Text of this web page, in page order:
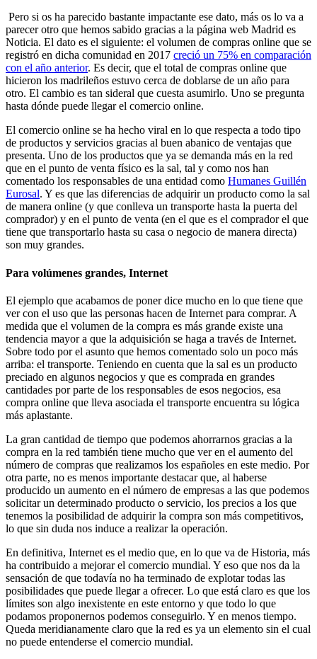
Pero si os ha parecido bastante impactante ese dato, más os lo va a
parecer otro que hemos sabido gracias a la página web Madrid es
Noticia. El dato es el siguiente: el volumen de compras online que se
registró en dicha comunidad en 2017 creció un 75% en comparación
con el año anterior. Es decir, que el total de compras online que
hicieron los madrileños estuvo cerca de doblarse de un año para
otro. El cambio es tan sideral que cuesta asumirlo. Uno se pregunta
hasta dónde puede llegar el comercio online.
El comercio online se ha hecho viral en lo que respecta a todo tipo
de productos y servicios gracias al buen abanico de ventajas que
presenta. Uno de los productos que ya se demanda más en la red
que en el punto de venta físico es la sal, tal y como nos han
comentado los responsables de una entidad como Humanes Guillén
Eurosal. Y es que las diferencias de adquirir un producto como la sal
de manera online (y que conlleva un transporte hasta la puerta del
comprador) y en el punto de venta (en el que es el comprador el que
tiene que transportarlo hasta su casa o negocio de manera directa)
son muy grandes.
Para volúmenes grandes, Internet
El ejemplo que acabamos de poner dice mucho en lo que tiene que
ver con el uso que las personas hacen de Internet para comprar. A
medida que el volumen de la compra es más grande existe una
tendencia mayor a que la adquisición se haga a través de Internet.
Sobre todo por el asunto que hemos comentado solo un poco más
arriba: el transporte. Teniendo en cuenta que la sal es un producto
preciado en algunos negocios y que es comprada en grandes
cantidades por parte de los responsables de esos negocios, esa
compra online que lleva asociada el transporte encuentra su lógica
más aplastante.
La gran cantidad de tiempo que podemos ahorrarnos gracias a la
compra en la red también tiene mucho que ver en el aumento del
número de compras que realizamos los españoles en este medio. Por
otra parte, no es menos importante destacar que, al haberse
producido un aumento en el número de empresas a las que podemos
solicitar un determinado producto o servicio, los precios a los que
tenemos la posibilidad de adquirir la compra son más competitivos,
lo que sin duda nos induce a realizar la operación.
En definitiva, Internet es el medio que, en lo que va de Historia, más
ha contribuido a mejorar el comercio mundial. Y eso que nos da la
sensación de que todavía no ha terminado de explotar todas las
posibilidades que puede llegar a ofrecer. Lo que está claro es que los
límites son algo inexistente en este entorno y que todo lo que
podamos proponernos podemos conseguirlo. Y en menos tiempo.
Queda meridianamente claro que la red es ya un elemento sin el cual
no puede entenderse el comercio mundial.